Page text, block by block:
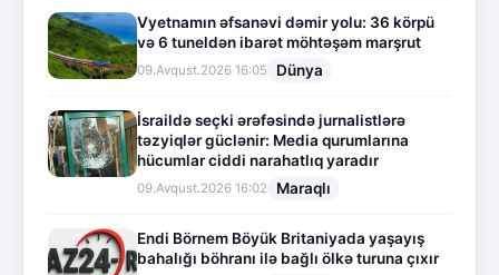
Vyetnamın əfsanəvi dəmir yolu: 36 körpü
və 6 tuneldən ibarət möhtəşəm marşrut
09.Avqust.2026 16:05 Dünya
İsraildə seçki ərəfəsində jurnalistlərə
təzyiqlər güclənir: Media qurumlarına
hücumlar ciddi narahatlıq yaradır
09.Avqust.2026 16:02 Maraqlı
Endi Börnem Böyük Britaniyada yaşayış
bahalığı böhranı ilə bağlı ölkə turuna çıxır